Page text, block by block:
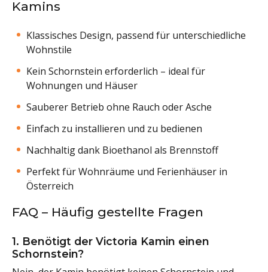
Kamins
Klassisches Design, passend für unterschiedliche
Wohnstile
Kein Schornstein erforderlich – ideal für
Wohnungen und Häuser
Sauberer Betrieb ohne Rauch oder Asche
Einfach zu installieren und zu bedienen
Nachhaltig dank Bioethanol als Brennstoff
Perfekt für Wohnräume und Ferienhäuser in
Österreich
FAQ – Häufig gestellte Fragen
1. Benötigt der Victoria Kamin einen
Schornstein?